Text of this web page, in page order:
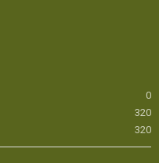
0
320
320